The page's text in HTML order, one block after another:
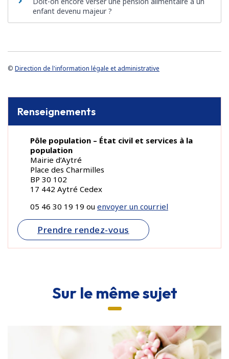
enfant devenu majeur ?
© Direction de l'information légale et administrative
Renseignements
Pôle population – État civil et services à la
population
Mairie d’Aytré
Place des Charmilles
BP 30 102
17 442 Aytré Cedex
05 46 30 19 19 ou envoyer un courriel
Prendre rendez-vous
Sur le même sujet